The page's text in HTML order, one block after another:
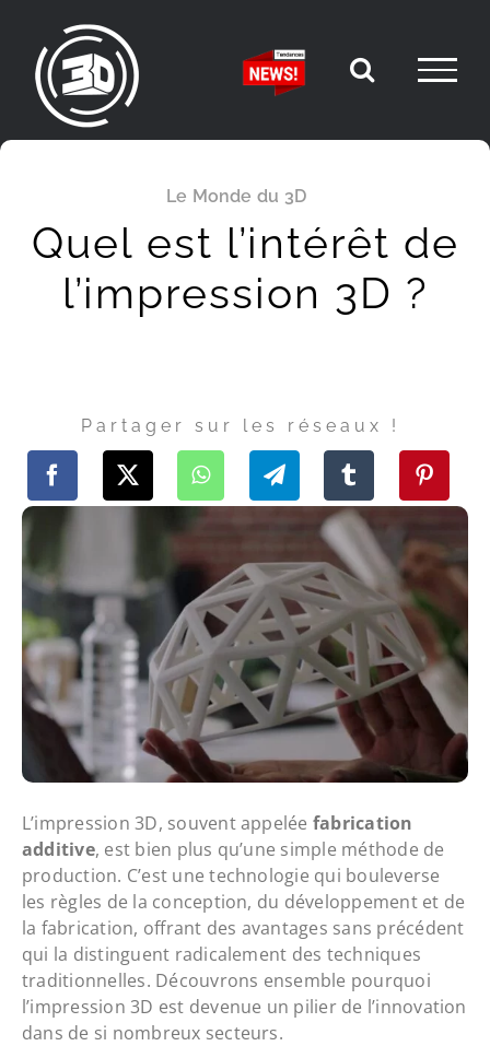
contenu
Le Monde du 3D
Quel est l’intérêt de
l’impression 3D ?
Partager sur les réseaux !
L’impression 3D, souvent appelée fabrication
additive, est bien plus qu’une simple méthode de
production. C’est une technologie qui bouleverse
les règles de la conception, du développement et de
la fabrication, offrant des avantages sans précédent
qui la distinguent radicalement des techniques
traditionnelles. Découvrons ensemble pourquoi
l’impression 3D est devenue un pilier de l’innovation
dans de si nombreux secteurs.